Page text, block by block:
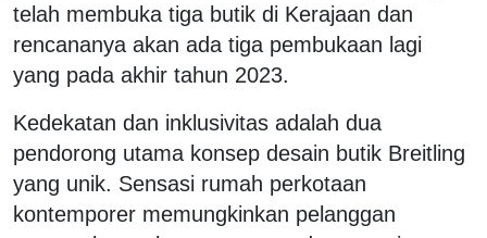
telah membuka tiga butik di Kerajaan dan
rencananya akan ada tiga pembukaan lagi
yang pada akhir tahun 2023.
Kedekatan dan inklusivitas adalah dua
pendorong utama konsep desain butik Breitling
yang unik. Sensasi rumah perkotaan
kontemporer memungkinkan pelanggan